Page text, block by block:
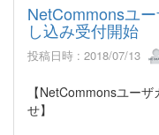
NetCommonsユ
し込み受付開始
投稿日時 : 2018/07/13
【NetCommonsユー
せ】